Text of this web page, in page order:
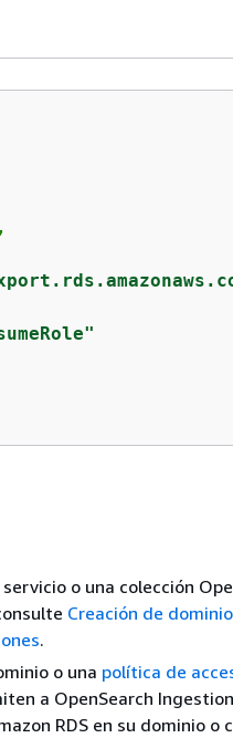
,
o una colección
Creación de
.
o una política de
a OpenSearch
RDS en su dominio o